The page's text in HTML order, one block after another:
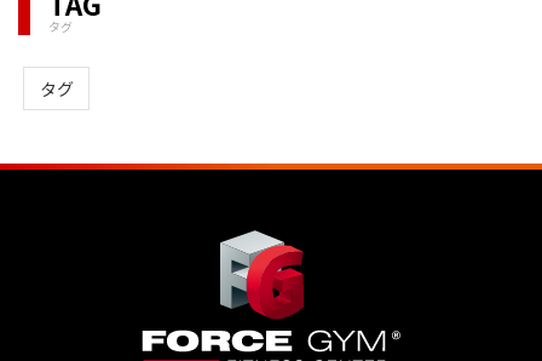
タグ
タグ